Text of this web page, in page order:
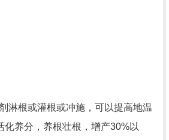
淋根或灌根或冲施，可以提高地温
养分，养根壮根，增产30%以